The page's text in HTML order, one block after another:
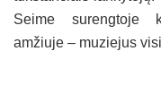
Seime surengtoje
amžiuje – muziejus